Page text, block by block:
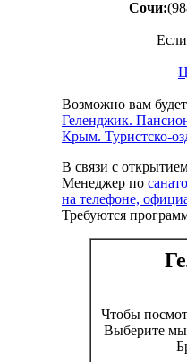
Сочи:
Возможно вам
Геленджик.
Крым. Туристско-
В связи с
Менеджер по
на телефоне,
Требуются
Чтобы
Выберите